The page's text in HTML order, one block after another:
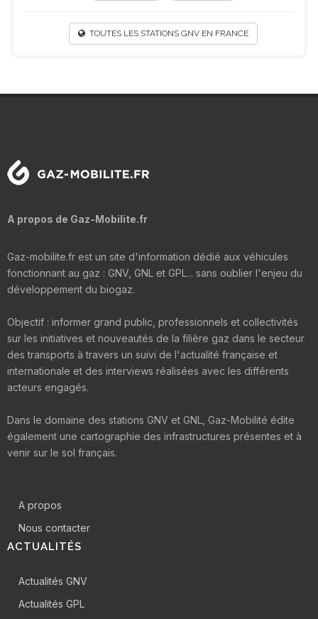
TOUTES LES STATIONS GNV EN FRANCE
A propos de Gaz-Mobilite.fr
Gaz-mobilite.fr est un site d'information dédié aux véhicules
fonctionnant au gaz : GNV, GNL et GPL... sans oublier l'enjeu du
développement du biogaz.
Objectif : informer grand public, professionnels et collectivités
sur les initiatives et nouveautés de la filière gaz dans le secteur
des transports à travers un suivi de l'actualité française et
internationale et des interviews réalisées avec les différents
acteurs engagés.
Dans le domaine des stations GNV et GNL, Gaz-Mobilité édite
également une cartographie des infrastructures présentes et à
venir sur le sol français.
A propos
Nous contacter
ACTUALITÉS
Actualités GNV
Actualités GPL